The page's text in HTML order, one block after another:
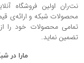
نت‌ران اولین فروشگاه
محصولات شبکه و ارائه‌ی
تمامی محصولات خود را
تضمین نماید.
مارا در